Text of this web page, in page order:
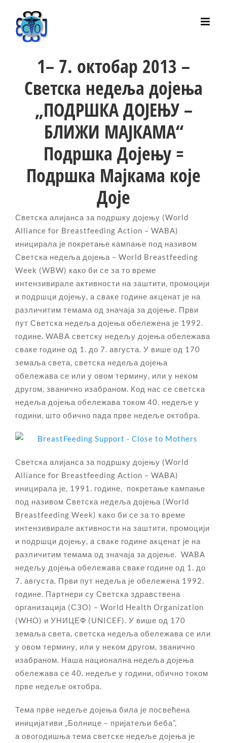
content
1– 7. октобар 2013 –
Светска недеља дојења
„ПОДРШКА ДОЈЕЊУ –
БЛИЖИ МАЈКАМА“
Подршка Дојењу =
Подршка Мајкама које
Доје
Светска алијанса за подршку дојењу (World
Alliance for Breastfeeding Action – WABA)
иницирала је покретање кампање под називом
Светска недеља дојења – World Breastfeeding
Week (WBW) како би се за то време
интензивирале активности на заштити, промоцији
и подршци дојењу, а сваке године акценат је на
различитим темама од значаја за дојење. Први
пут Светска недеља дојења обележена је 1992.
године. WABA светску недељу дојења обележава
сваке године од 1. до 7. августа. У више од 170
земаља света, светска недеља дојења
обележава се или у овом термину, или у неком
другом, званично изабраном. Код нас се светска
недеља дојења обележава током 40. недеље у
години, што обично пада прве недеље октобра.
Светска алијанса за подршку дојењу (World
Alliance for Breastfeeding Action – WABA)
иницирала је, 1991. године, покретање кампање
под називом Светска недеља дојења (World
Breastfeeding Week) како би се за то време
интензивирале активности на заштити, промоцији
и подршци дојењу, а сваке године акценат је на
различитим темама од значаја за дојење. WABA
недељу дојења обележава сваке године од 1. до
7. августа. Први пут недеља је обележена 1992.
године. Пaртнери су Светска здравствена
организација (СЗО) – World Health Organization
(WHO) и УНИЦЕФ (UNICEF). У више од 170
земаља света, светска недеља обележава се или
у овом термину, или у неком другом, званично
изабраном. Наша национална недеља дојења
обележава се 40. недеље у години, обично током
прве недеље октобра.
Тема прве недеље дојења била је посвећена
иницијативи „Болнице – пријатељи беба”,
а овогодишња тема светске недеље дојења је